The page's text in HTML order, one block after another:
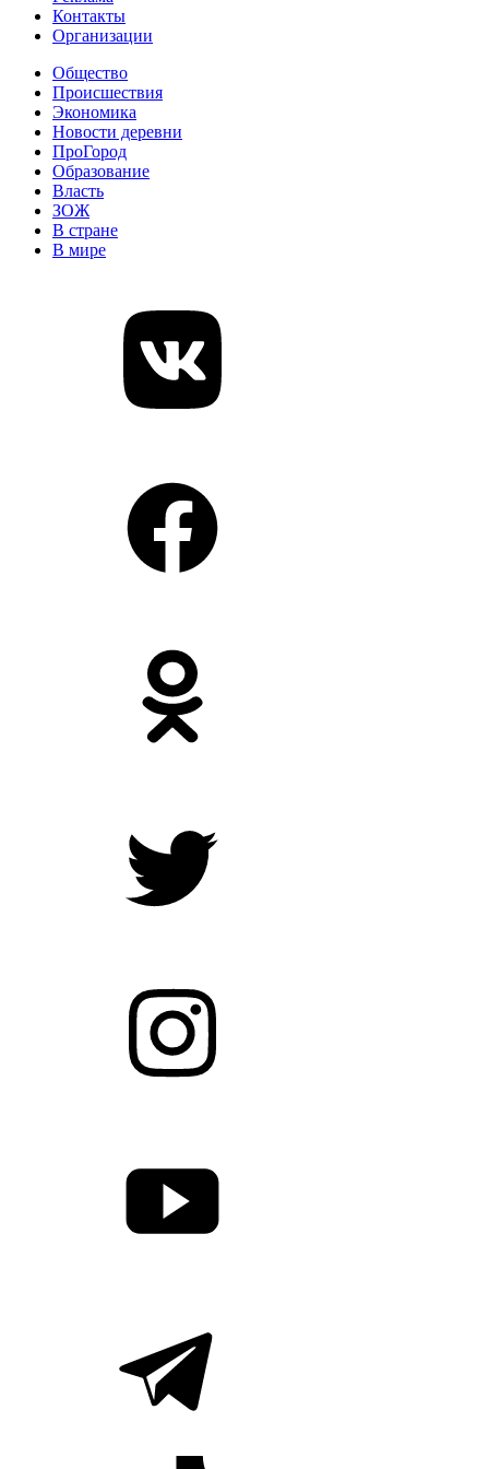
Контакты
Организации
Общество
Происшествия
Экономика
Новости деревни
ПроГород
Образование
Власть
ЗОЖ
В стране
В мире